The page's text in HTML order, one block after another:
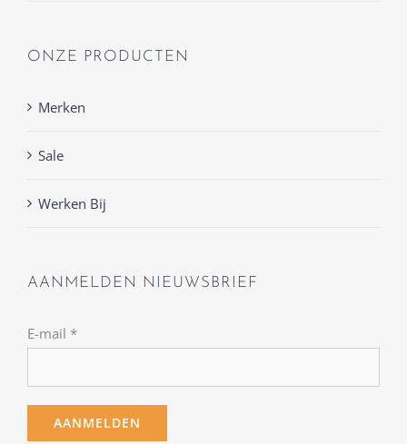
ONZE PRODUCTEN
Merken
Sale
Werken Bij
AANMELDEN NIEUWSBRIEF
E-mail *